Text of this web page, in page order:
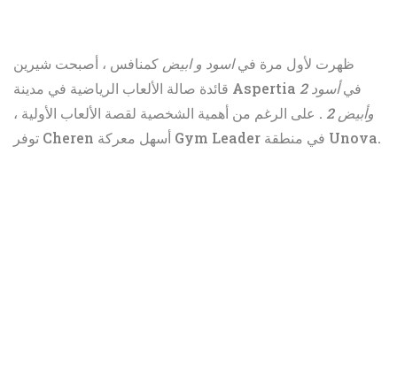
ظهرت لأول مرة فياسود و ابيض كمنافس ، أصبحت شيرين
قائدة صالة الألعاب الرياضية في مدينة Aspertia في
أسود 2
وأبيض 2
. على الرغم من أهمية الشخصية لقصة الألعاب الأولية ،
توفر Cheren أسهل معركة Gym Leader في منطقة Unova.